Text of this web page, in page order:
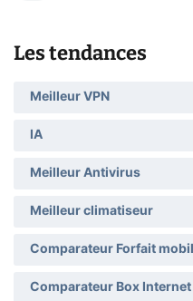
Les tendances
Meilleur VPN
IA
Meilleur Antivirus
Meilleur climatiseur
Comparateur Forfait
Comparateur Box Internet